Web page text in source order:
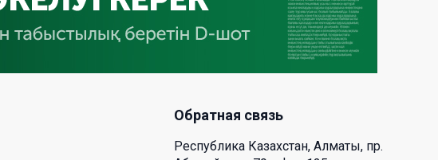
Новые ориентиры
экономического партнерства:
какие возможности открывает
26 Июл. 2026 12:11
Обратная связь
Республика Казахстан, Алматы, пр.